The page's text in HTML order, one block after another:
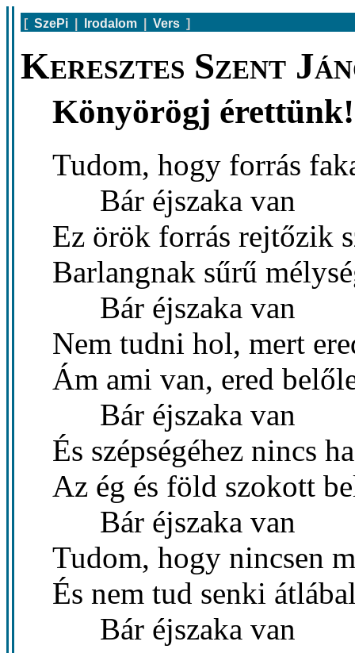
[ SzePi Irodalom Vers ]
Keresztes Szent
Könyörögj érettünk!
Tudom, hogy forrás
Bár éjszaka van
Ez örök forrás rejtőzik
Barlangnak sűrű
Bár éjszaka van
Nem tudni hol, mert
Ám ami van, ered
Bár éjszaka van
És szépségéhez nincs
Az ég és föld szokott
Bár éjszaka van
Tudom, hogy nincsen
És nem tud senki
Bár éjszaka van